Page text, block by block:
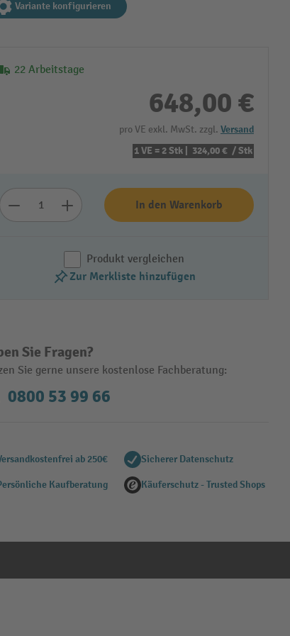
Variante konfigurieren
22 Arbeitstage
648,00 €
pro VE exkl. MwSt. zzgl. Versand
1 VE = 2 Stk | 324,00 € / Stk
In den Warenkorb
Produkt vergleichen
Zur Merkliste hinzufügen
Sie Fragen?
Sie gerne unsere kostenlose Fachberatung:
0800 53 99 66
ab 250€ Sicherer Datenschutz
Kaufberatung Käuferschutz - Trusted Shops